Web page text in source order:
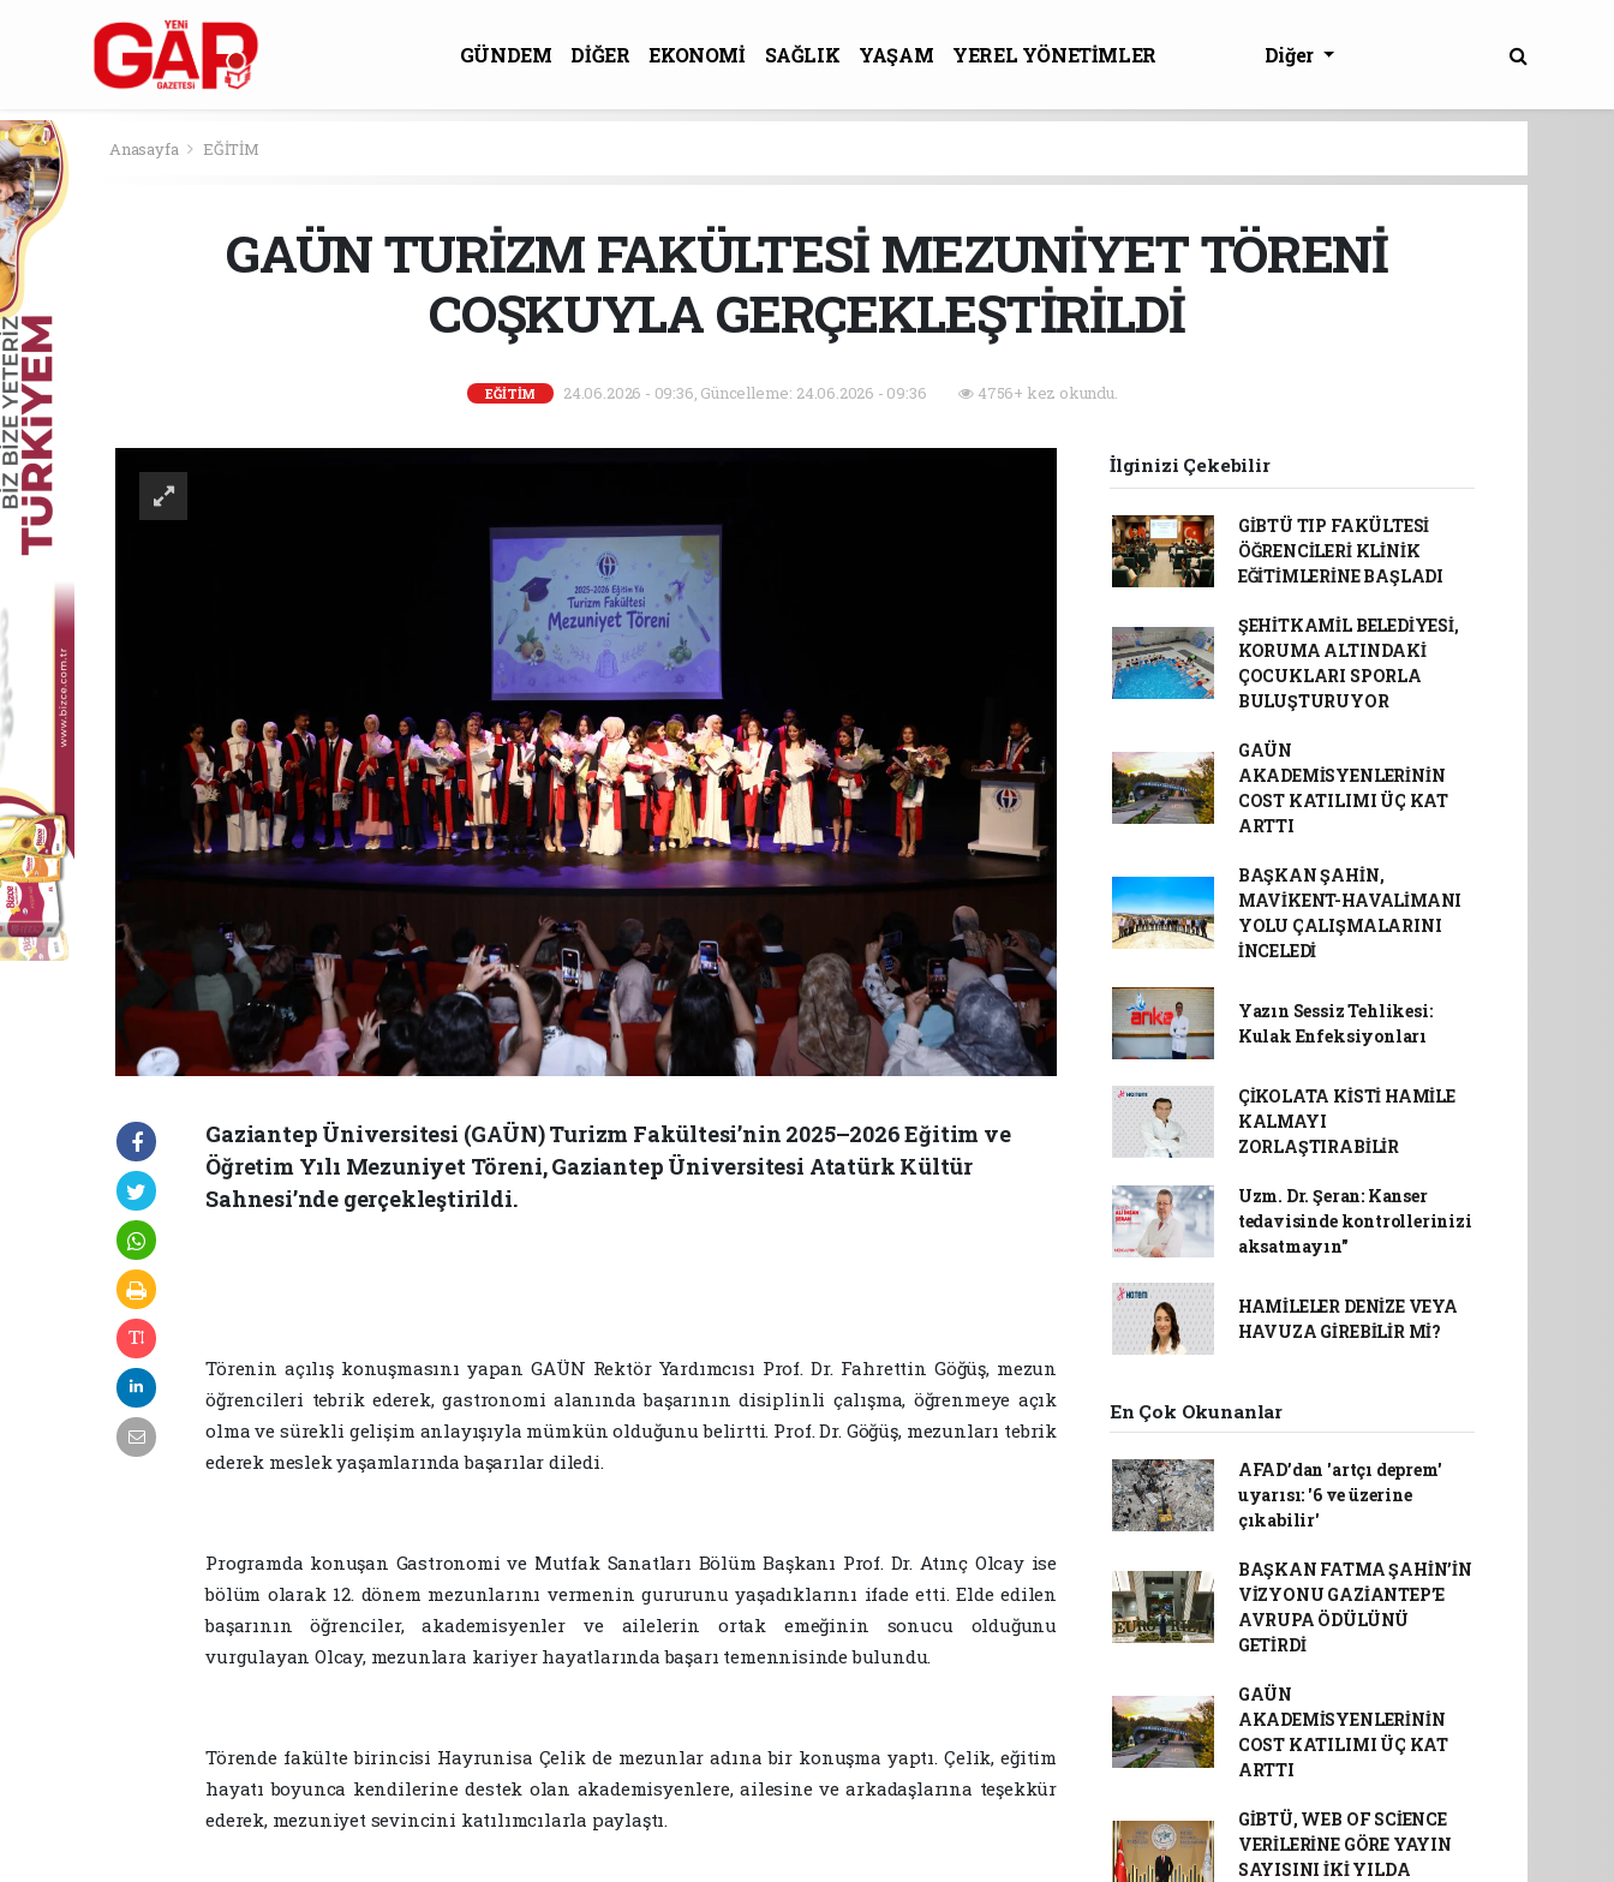
GÜNDEM DİĞER EKONOMİ SAĞLIK YAŞAM
YEREL YÖNETİMLER
Diğer
Anasayfa EĞİTİM
GAÜN TURİZM FAKÜLTESİ MEZUNİYET TÖRENİ
COŞKUYLA GERÇEKLEŞTİRİLDİ
EĞİTİM 24.06.2026 - 09:36, Güncelleme: 24.06.2026 - 09:36 4756+ kez okundu.
Gaziantep Üniversitesi (GAÜN) Turizm Fakültesi’nin 2025–2026 Eğitim ve
Öğretim Yılı Mezuniyet Töreni, Gaziantep Üniversitesi Atatürk Kültür
Sahnesi’nde gerçekleştirildi.
Törenin açılış konuşmasını yapan GAÜN Rektör Yardımcısı Prof. Dr. Fahrettin Göğüş, mezun
öğrencileri tebrik ederek, gastronomi alanında başarının disiplinli çalışma, öğrenmeye açık
olma ve sürekli gelişim anlayışıyla mümkün olduğunu belirtti. Prof. Dr. Göğüş, mezunları tebrik
ederek meslek yaşamlarında başarılar diledi.
Programda konuşan Gastronomi ve Mutfak Sanatları Bölüm Başkanı Prof. Dr. Atınç Olcay ise
bölüm olarak 12. dönem mezunlarını vermenin gururunu yaşadıklarını ifade etti. Elde edilen
başarının öğrenciler, akademisyenler ve ailelerin ortak emeğinin sonucu olduğunu
vurgulayan Olcay, mezunlara kariyer hayatlarında başarı temennisinde bulundu.
Törende fakülte birincisi Hayrunisa Çelik de mezunlar adına bir konuşma yaptı. Çelik, eğitim
hayatı boyunca kendilerine destek olan akademisyenlere, ailesine ve arkadaşlarına teşekkür
ederek, mezuniyet sevincini katılımcılarla paylaştı.
İlginizi Çekebilir
GİBTÜ TIP FAKÜLTESİ
ÖĞRENCİLERİ KLİNİK
EĞİTİMLERİNE BAŞLADI
ŞEHİTKAMİL BELEDİYESİ,
KORUMA ALTINDAKİ
ÇOCUKLARI SPORLA
BULUŞTURUYOR
GAÜN
AKADEMİSYENLERİNİN
COST KATILIMI ÜÇ KAT
ARTTI
BAŞKAN ŞAHİN,
MAVİKENT-HAVALİMANI
YOLU ÇALIŞMALARINI
İNCELEDİ
Yazın Sessiz Tehlikesi:
Kulak Enfeksiyonları
ÇİKOLATA KİSTİ HAMİLE
KALMAYI
ZORLAŞTIRABİLİR
Uzm. Dr. Şeran: Kanser
tedavisinde kontrollerinizi
aksatmayın"
HAMİLELER DENİZE VEYA
HAVUZA GİREBİLİR Mİ?
En Çok Okunanlar
AFAD’dan 'artçı deprem'
uyarısı: '6 ve üzerine
çıkabilir'
BAŞKAN FATMA ŞAHİN’İN
VİZYONU GAZİANTEP’E
AVRUPA ÖDÜLÜNÜ
GETİRDİ
GAÜN
AKADEMİSYENLERİNİN
COST KATILIMI ÜÇ KAT
ARTTI
GİBTÜ, WEB OF SCİENCE
VERİLERİNE GÖRE YAYIN
SAYISINI İKİ YILDA